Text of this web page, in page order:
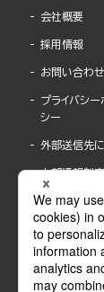
会社概要
採用情報
お問い合わせ
プライバシー
シー
外部送信先
内部通報制